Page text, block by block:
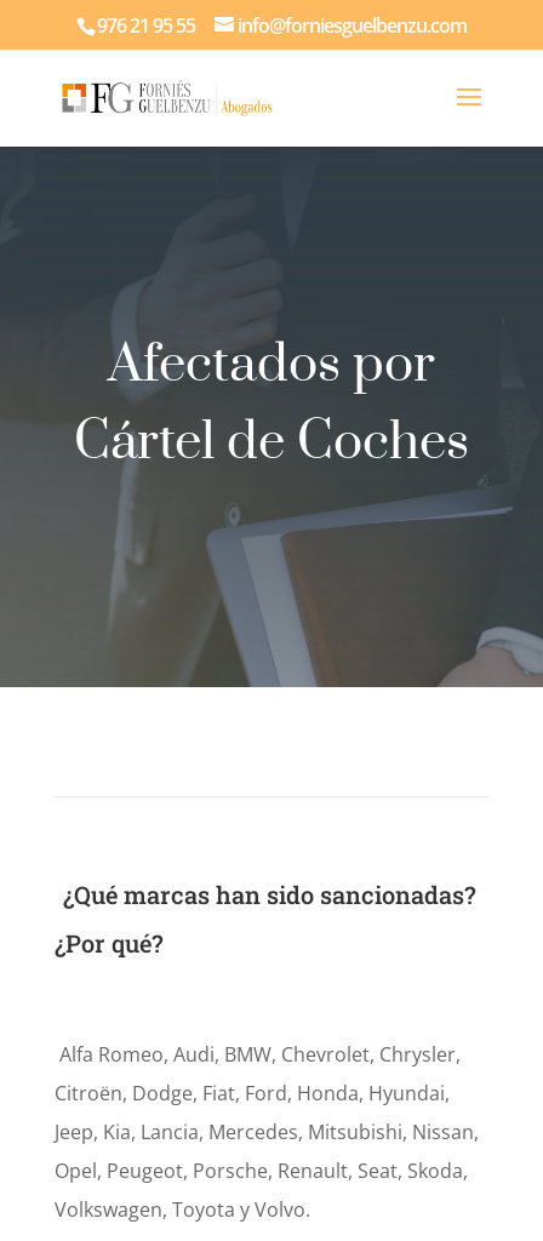
976 21 95 55 info@forniesguelbenzu.com
Afectados por
Cártel de Coches
¿Qué marcas han sido sancionadas?
¿Por qué?
Alfa Romeo, Audi, BMW, Chevrolet, Chrysler,
Citroën, Dodge, Fiat, Ford, Honda, Hyundai,
Jeep, Kia, Lancia, Mercedes, Mitsubishi, Nissan,
Opel, Peugeot, Porsche, Renault, Seat, Skoda,
Volkswagen, Toyota y Volvo.